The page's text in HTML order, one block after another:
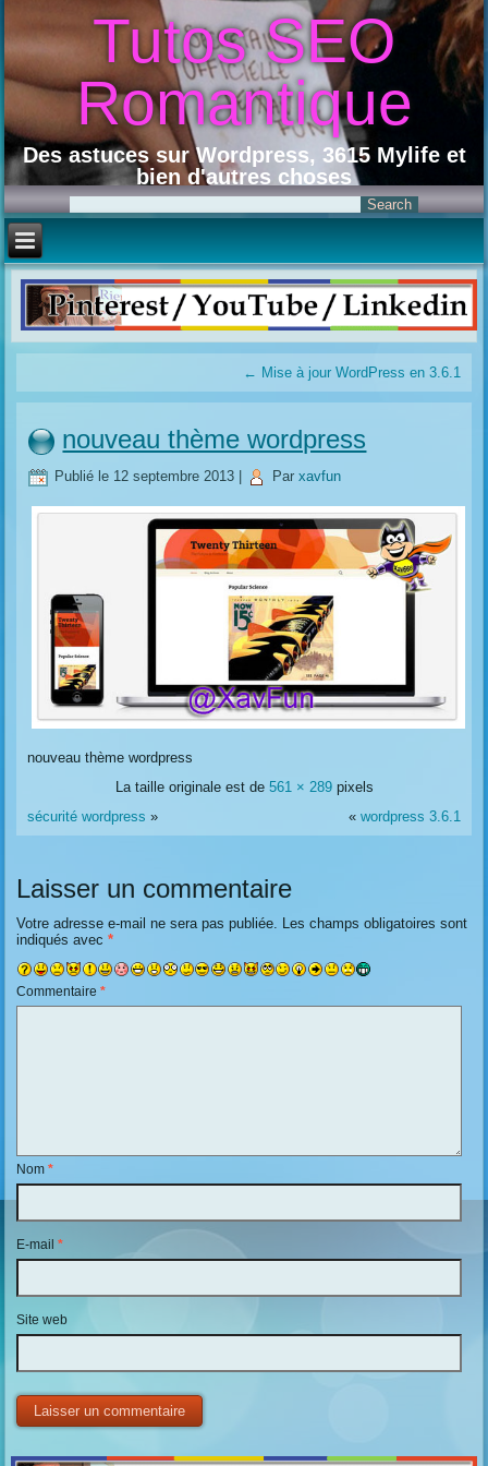
Tutos SEO
Romantique
Des astuces sur Wordpress, 3615 Mylife et
bien d'autres choses
← Mise à jour WordPress en 3.6.1
nouveau thème wordpress
Publié le 12 septembre 2013 Par xavfun
nouveau thème wordpress
La taille originale est de 561 × 289pixels
sécurité wordpress » « wordpress 3.6.1
Laisser un commentaire
Votre adresse e-mail ne sera pas publiée. Les champs obligatoires sont
indiqués avec*
Commentaire*
Nom*
E-mail*
Site web